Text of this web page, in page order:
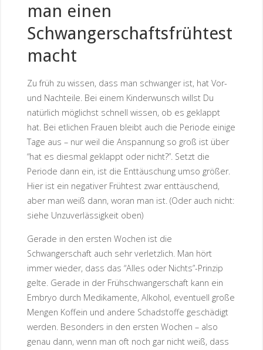
man einen
Schwangerschaftsfrühtest
macht
Zu früh zu wissen, dass man schwanger ist, hat Vor-
und Nachteile. Bei einem Kinderwunsch willst Du
natürlich möglichst schnell wissen, ob es geklappt
hat. Bei etlichen Frauen bleibt auch die Periode einige
Tage aus – nur weil die Anspannung so groß ist über
“hat es diesmal geklappt oder nicht?”. Setzt die
Periode dann ein, ist die Enttäuschung umso größer.
Hier ist ein negativer Frühtest zwar enttäuschend,
aber man weiß dann, woran man ist. (Oder auch nicht:
siehe Unzuverlässigkeit oben)
Gerade in den ersten Wochen ist die
Schwangerschaft auch sehr verletzlich. Man hört
immer wieder, dass das “Alles oder Nichts”-Prinzip
gelte. Gerade in der Frühschwangerschaft kann ein
Embryo durch Medikamente, Alkohol, eventuell große
Mengen Koffein und andere Schadstoffe geschädigt
werden. Besonders in den ersten Wochen – also
genau dann, wenn man oft noch gar nicht weiß, dass